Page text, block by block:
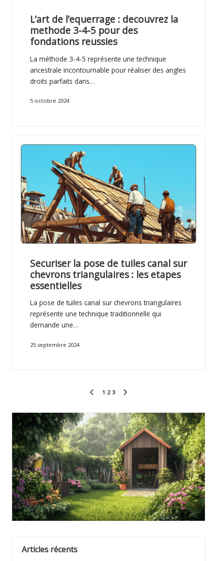
L’art de l’equerrage : decouvrez la
methode 3-4-5 pour des
fondations reussies
La méthode 3-4-5 représente une technique
ancestrale incontournable pour réaliser des angles
droits parfaits dans…
5 octobre 2024
Securiser la pose de tuiles canal sur
chevrons triangulaires : les etapes
essentielles
La pose de tuiles canal sur chevrons triangulaires
représente une technique traditionnelle qui
demande une…
25 septembre 2024
des
publications
PREVIOUS
1 2 3
Articles récents